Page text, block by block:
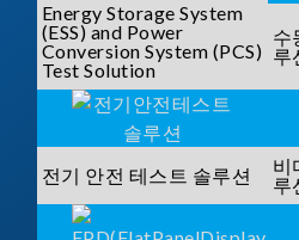
Energy Storage System
(ESS) and Power
Conversion System (PCS)
Test Solution
수
루
전기 안전 테스트 솔루션
비
루